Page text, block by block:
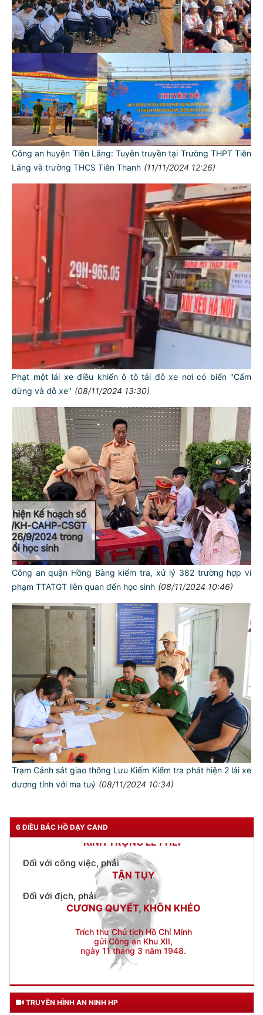
Công an huyện Tiên Lãng: Tuyên truyền tại Trường THPT Tiên
Lãng và trường THCS Tiên Thanh (11/11/2024 12:26)
Phạt một lái xe điều khiển ô tô tải đỗ xe nơi có biển "Cấm
dừng và đỗ xe" (08/11/2024 13:30)
Công an quận Hồng Bàng kiểm tra, xử lý 382 trường hợp vi
phạm TTATGT liên quan đến học sinh (08/11/2024 10:46)
Trạm Cảnh sát giao thông Lưu Kiếm Kiểm tra phát hiện 2 lái xe
dương tính với ma tuý (08/11/2024 10:34)
6 ĐIỀU BÁC HỒ DẠY CAND
TƯ CÁCH
NGƯỜI CÔNG AN CÁCH MỆNH LÀ:
Đối với tự mình, phải
CẦN, KIỆM, LIÊM, CHÍNH
Đối với đồng sự, phải
THÂN ÁI GIÚP ĐỠ
Đối với chính phủ, phải
TUYỆT ĐỐI TRUNG THÀNH
Đối với nhân dân, phải
Đối với công việc, phải
CƯƠNG QUYẾT, KHÔN KHÉO
Trích thư Chủ tịch Hồ Chí Minh
gửi Công an Khu XII,
ngày 11 tháng 3 năm 1948.
TRUYỀN HÌNH AN NINH HP